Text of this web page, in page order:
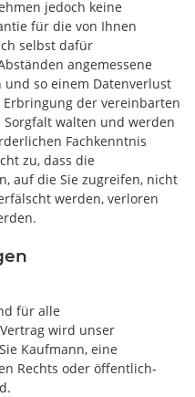
jedoch keine
für die von Ihnen
selbst dafür
angemessene
und so einem Datenverlust
der vereinbarten
walten und werden
Fachkenntnis
zu, dass die
auf die Sie zugreifen, nicht
werden, verloren
für alle
wird unser
Kaufmann, eine
Rechts oder öffentlich-